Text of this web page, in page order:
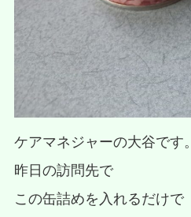
ケアマネジャーの大谷です。
昨日の訪問先で
この缶詰めを入れるだけで